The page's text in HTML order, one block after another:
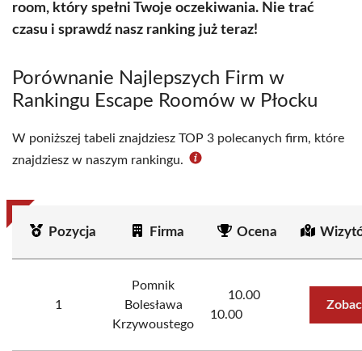
room, który spełni Twoje oczekiwania. Nie trać
czasu i sprawdź nasz ranking już teraz!
Porównanie Najlepszych Firm w
Rankingu Escape Roomów w Płocku
W poniższej tabeli znajdziesz TOP 3 polecanych firm, które
znajdziesz w naszym rankingu.
Pozycja Firma Ocena
1
Pomnik
Bolesława
Krzywoustego
10.00
10.00